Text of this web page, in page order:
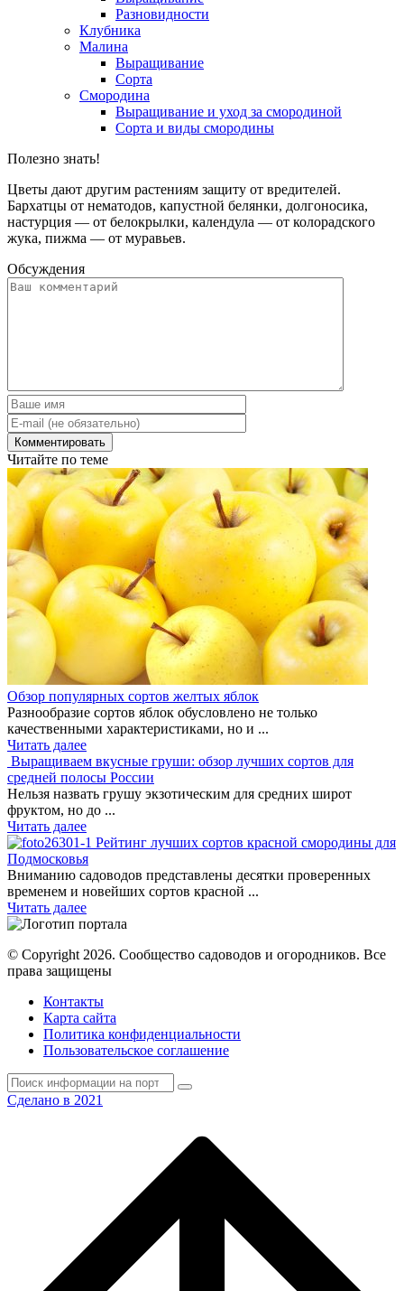
Разновидности
Клубника
Малина
Выращивание
Сорта
Смородина
Выращивание и уход за смородиной
Сорта и виды смородины
Полезно знать!
Цветы дают другим растениям защиту от вредителей.
Бархатцы от нематодов, капустной белянки, долгоносика,
настурция — от белокрылки, календула — от колорадского
жука, пижма — от муравьев.
Обсуждения
Читайте по теме
Обзор популярных сортов желтых яблок
Разнообразие сортов яблок обусловлено не только
качественными характеристиками, но и ...
Читать далее
Выращиваем вкусные груши: обзор лучших сортов для
средней полосы России
Нельзя назвать грушу экзотическим для средних широт
фруктом, но до ...
Читать далее
Рейтинг лучших сортов красной смородины для
Подмосковья
Вниманию садоводов представлены десятки проверенных
временем и новейших сортов красной ...
Читать далее
© Copyright 2026. Cообщество садоводов и огородников. Все
права защищены
Контакты
Карта сайта
Политика конфиденциальности
Пользовательское соглашение
Сделано в 2021